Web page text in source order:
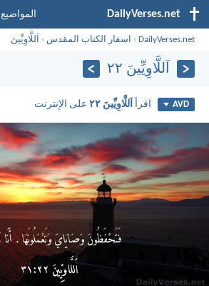
DailyVerses.net المواضيع
DailyVerses.net
› اسفار الكتاب المقدس › اَللَّاوِيِّينَ
اَللَّاوِيِّينَ ٢٢
AVD اقرأ اَللَّاوِيِّينَ ٢٢ على الإنترنت